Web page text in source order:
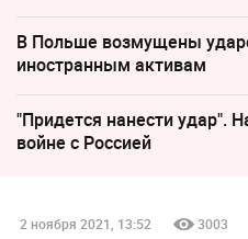
В Польше возмущены
иностранным активам
"Придется нанести удар".
войне с Россией
2 ноября 2021, 13:52 3003